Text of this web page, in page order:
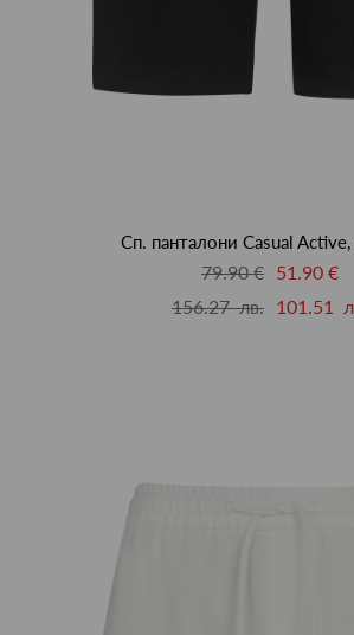
Сп. панталони Casual
79.90 € 51.90 €
156.27 лв. 101.51